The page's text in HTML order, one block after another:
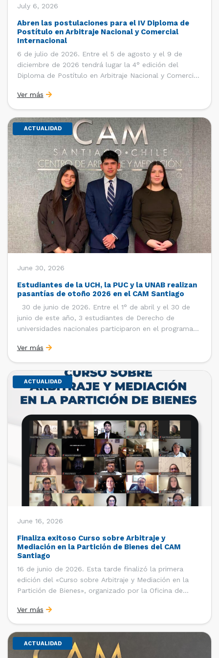
July 6, 2026
Abren las postulaciones para el IV Diploma de
Postítulo en Arbitraje Nacional y Comercial
Internacional
6 de julio de 2026. Entre el 5 de agosto y el 9 de
diciembre de 2026 tendrá lugar la 4° edición del
Diploma de Postítulo en Arbitraje Nacional y Comercial
Derecho Internacional de la Facultad de Derecho de la
Universidad de Chile y […]
Ver más
ACTUALIDAD
June 30, 2026
Estudiantes de la UCH, la PUC y la UNAB realizan
pasantías de otoño 2026 en el CAM Santiago
30 de junio de 2026. Entre el 1° de abril y el 30 de
junio de este año, 3 estudiantes de Derecho de
universidades nacionales participaron en el programa
de la Cámara de Comercio de Santiago (CCS). Así, se
realizaron […]
Ver más
ACTUALIDAD
June 16, 2026
Finaliza exitoso Curso sobre Arbitraje y
Mediación en la Partición de Bienes del CAM
Santiago
16 de junio de 2026. Esta tarde finalizó la primera
edición del «Curso sobre Arbitraje y Mediación en la
Partición de Bienes», organizado por la Oficina de
Arbitraje y Mediación (CAM) de la Cámara de Comercio
de Santiago (CCS). El curso contó con […]
Ver más
ACTUALIDAD